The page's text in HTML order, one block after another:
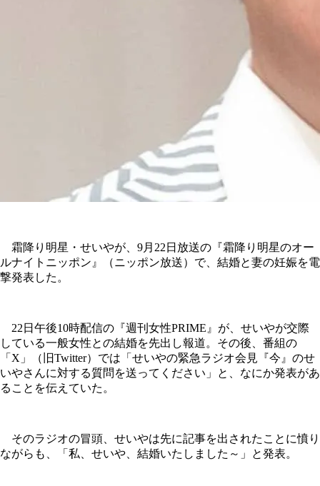
霜降り明星・せいやが、9月22日放送の『霜降り明星のオー
ルナイトニッポン』（ニッポン放送）で、結婚と妻の妊娠を電
撃発表した。
22日午後10時配信の『週刊女性PRIME』が、せいやが交際
している一般女性との結婚を先出し報道。その後、番組の
「X」（旧Twitter）では「せいやの緊急ラジオ会見『今』のせ
いやさんに対する質問を送ってください」と、なにか発表があ
ることを伝えていた。
そのラジオの冒頭、せいやは先に記事を出されたことに憤り
ながらも、「私、せいや、結婚いたしました～」と発表。